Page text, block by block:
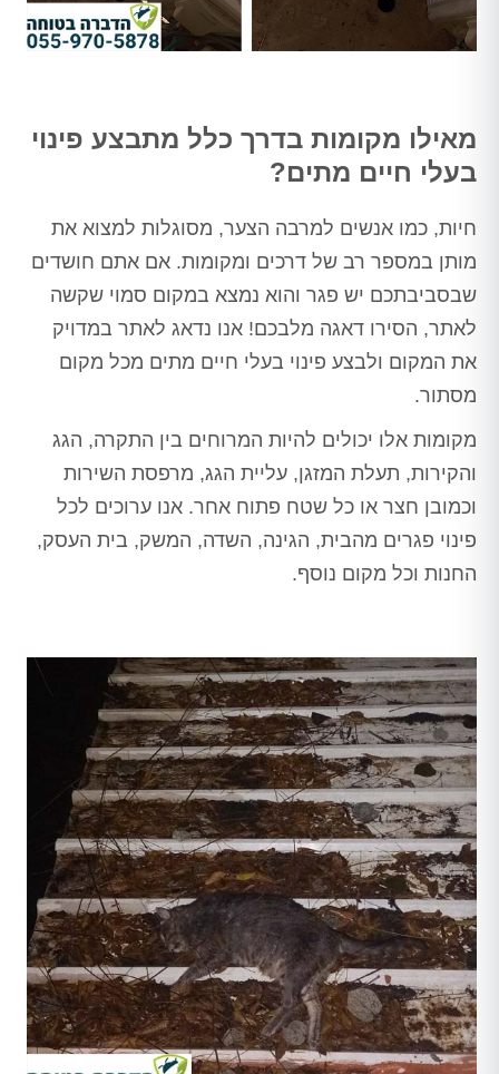
מאילו מקומות בדרך כלל מתבצע פינוי
בעלי חיים מתים?
חיות, כמו אנשים למרבה הצער, מסוגלות למצוא את
מותן במספר רב של דרכים ומקומות. אם אתם חושדים
שבסביבתכם יש פגר והוא נמצא במקום סמוי שקשה
לאתר, הסירו דאגה מלבכם! אנו נדאג לאתר במדויק
את המקום ולבצע פינוי בעלי חיים מתים מכל מקום
מסתור.
מקומות אלו יכולים להיות המרוחים בין התקרה, הגג
והקירות, תעלת המזגן, עליית הגג, מרפסת השירות
וכמובן חצר או כל שטח פתוח אחר. אנו ערוכים לכל
פינוי פגרים מהבית, הגינה, השדה, המשק, בית העסק,
החנות וכל מקום נוסף.